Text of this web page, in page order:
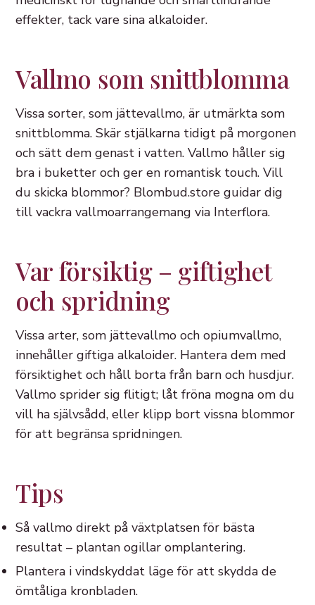
effekter, tack vare sina alkaloider.
Vallmo som snittblomma
Vissa sorter, som jättevallmo, är utmärkta som
snittblomma. Skär stjälkarna tidigt på morgonen
och sätt dem genast i vatten. Vallmo håller sig
bra i buketter och ger en romantisk touch. Vill
du skicka blommor? Blombud.store guidar dig
till vackra vallmoarrangemang via Interflora.
Var försiktig – giftighet
och spridning
Vissa arter, som jättevallmo och opiumvallmo,
innehåller giftiga alkaloider. Hantera dem med
försiktighet och håll borta från barn och husdjur.
Vallmo sprider sig flitigt; låt fröna mogna om du
vill ha självsådd, eller klipp bort vissna blommor
för att begränsa spridningen.
Tips
Så vallmo direkt på växtplatsen för bästa
resultat – plantan ogillar omplantering.
Plantera i vindskyddat läge för att skydda de
ömtåliga kronbladen.